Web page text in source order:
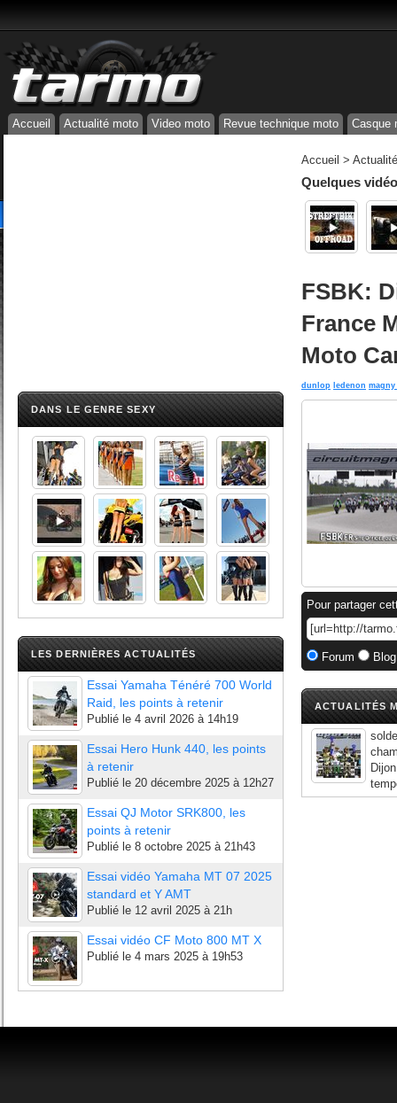
Accueil Actualité moto Video moto Revue technique moto Casque
DANS LE GENRE SEXY
LES DERNIÈRES ACTUALITÉS
Essai Yamaha Ténéré 700 World
Raid, les points à retenir
Publié le 4 avril 2026 à 14h19
Essai Hero Hunk 440, les points
à retenir
Publié le 20 décembre 2025 à 12h27
Essai QJ Motor SRK800, les
points à retenir
Publié le 8 octobre 2025 à 21h43
Essai vidéo Yamaha MT 07 2025
standard et Y AMT
Publié le 12 avril 2025 à 21h
Essai vidéo CF Moto 800 MT X
Publié le 4 mars 2025 à 19h53
Accueil >
Quelques
FSBK:
France
Moto
dunlop ledenon
Pour partager
Forum
ACTUALITÉS